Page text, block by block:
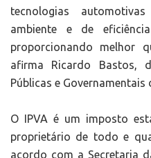
tecnologias
ambiente e de
proporcionando melhor
afirma Ricardo Bastos,
Públicas e
O IPVA é um imposto
proprietário de todo e
acordo com a Secretaria